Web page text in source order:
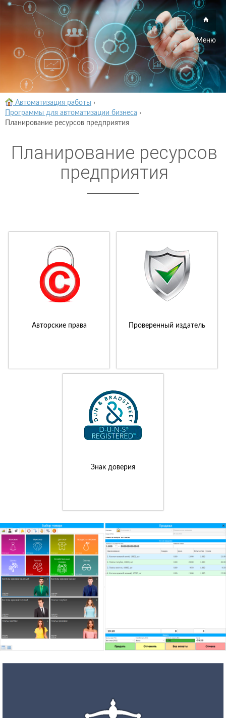
Меню
Автоматизация работы ›
Программы для автоматизации бизнеса ›
Планирование ресурсов предприятия
Планирование ресурсов
предприятия
Авторские права Проверенный издатель
Знак доверия